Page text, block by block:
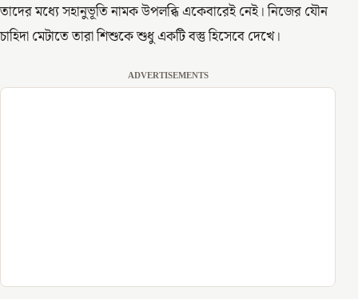
তাদের মধ্যে সহানুভূতি নামক উপলব্ধি একেবারেই নেই। নিজের যৌন
চাহিদা মেটাতে তারা শিশুকে শুধু একটি বস্তু হিসেবে দেখে।
ADVERTISEMENTS